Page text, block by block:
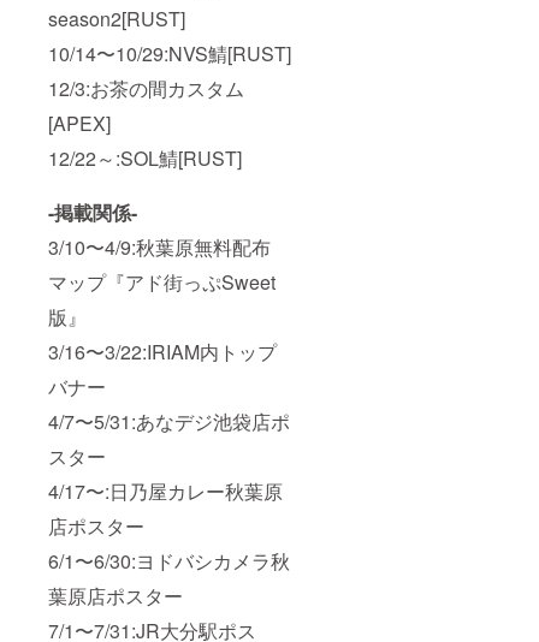
season2[RUST]
10/14〜10/29:NVS鯖[RUST]
12/3:お茶の間カスタム
[APEX]
12/22～:SOL鯖[RUST]
-掲載関係-
3/10〜4/9:秋葉原無料配布
マップ『アド街っぷSweet
版』
3/16〜3/22:IRIAM内トップ
バナー
4/7〜5/31:あなデジ池袋店ポ
スター
4/17〜:日乃屋カレー秋葉原
店ポスター
6/1〜6/30:ヨドバシカメラ秋
葉原店ポスター
7/1〜7/31:JR大分駅ポス